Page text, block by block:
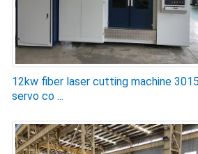
12kw fiber laser cutting machine
servo co ...